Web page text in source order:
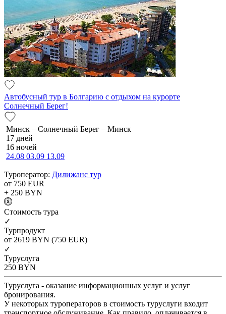
Автобусный тур в Болгарию с отдыхом на курорте
Солнечный Берег!
Минск – Солнечный Берег – Минск
17 дней
16 ночей
24.08 03.09 13.09
Туроператор: Дилижанс тур
от 750 EUR
+ 250 BYN
Cтоимость тура
✓
Турпродукт
от 2619 BYN (750 EUR)
✓
Туруслуга
250 BYN
Туруслуга - оказание информационных услуг и услуг
бронирования.
У некоторых туроператоров в стоимость туруслуги входит